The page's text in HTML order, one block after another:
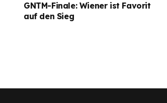
GNTM-Finale: Wiener ist Favorit
auf den Sieg